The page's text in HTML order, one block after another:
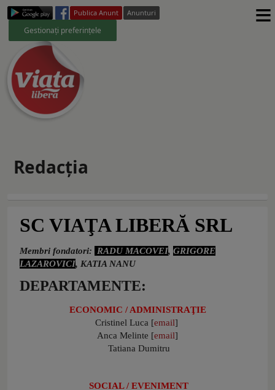
Publica Anunt Anunturi
Gestionați preferințele ≡
Redacţia
SC VIAŢA LIBERĂ SRL
Membri fondatori: RADU MACOVEI, GRIGORE
LAZAROVICI, KATIA NANU
DEPARTAMENTE:
ECONOMIC / ADMINISTRAŢIE
Cristinel Luca [email]
Anca Melinte [email]
Tatiana Dumitru
SOCIAL / EVENIMENT